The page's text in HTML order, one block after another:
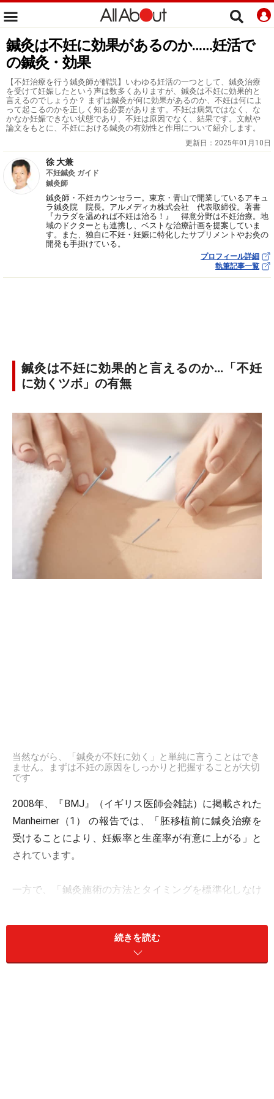
鍼灸は不妊に効果があるのか……妊活で
の鍼灸・効果
【不妊治療を行う鍼灸師が解説】いわゆる妊活の一つとして、鍼灸治療
を受けて妊娠したという声は数多くありますが、鍼灸は不妊に効果的と
言えるのでしょうか？ まずは鍼灸が何に効果があるのか、不妊は何によ
って起こるのかを正しく知る必要があります。不妊は病気ではなく、な
かなか妊娠できない状態であり、不妊は原因でなく、結果です。文献や
論文をもとに、不妊における鍼灸の有効性と作用について紹介します。
更新日： 2025年01月10日
徐 大兼
不妊鍼灸 ガイド
鍼灸師
鍼灸師・不妊カウンセラー。東京・青山で開業しているアキュ
ラ鍼灸院 院長。アルメディカ株式会社 代表取締役。著書
『カラダを温めれば不妊は治る！』 得意分野は不妊治療。地
域のドクターとも連携し、ベストな治療計画を提案していま
す。また、独自に不妊・妊娠に特化したサプリメントやお灸の
開発も手掛けている。
プロフィール詳細
執筆記事一覧
鍼灸は不妊に効果的と言えるのか…「不妊
に効くツボ」の有無
当然ながら、「鍼灸が不妊に効く」と単純に言うことはでき
ません。まずは不妊の原因をしっかりと把握することが大切
です
2008年、『BMJ』（イギリス医師会雑誌）に掲載された
Manheimer（1） の報告では、「胚移植前に鍼灸治療を
受けることにより、妊娠率と生産率が有意に上がる」と
されています。
一方で、「鍼灸施術の方法とタイミングを標準化しなけ
（Meldrum 2013）という報告も。しかし、鍼灸も漢方と
同様に、その方法とタイミングを標準化することは至難
の業です。なぜなら治療は、ひとり一人違うカラダの
続きを読む